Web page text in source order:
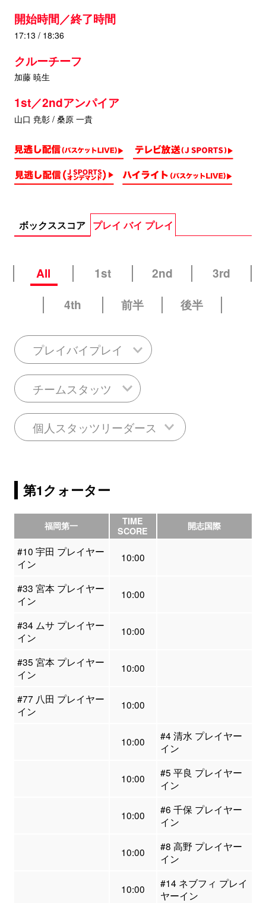
開始時間／終了時間
17:13 / 18:36
クルーチーフ
加藤 暁生
1st／2ndアンパイア
山口 尭彰 / 桑原 一貴
ボックススコア プレイ バイ プレイ
All 1st 2nd
3rd
4th
前半 後半
プレイバイプレイ
チームスタッツ
個人スタッツリーダース
第1クォーター
福岡第一
TIME
SCORE
開志国際
#10 宇田 プレイヤー
イン
10:00
#33 宮本 プレイヤー
イン
10:00
#34 ムサ プレイヤー
イン
10:00
#35 宮本 プレイヤー
イン
10:00
#77 八田 プレイヤー
イン
10:00
10:00
#4 清水 プレイヤー
イン
10:00
#5 平良 プレイヤー
イン
10:00
#6 千保 プレイヤー
イン
10:00
#8 高野 プレイヤー
イン
10:00
#14 ネブフィ プレイ
ヤーイン